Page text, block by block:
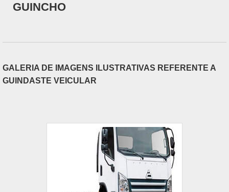
GUINCHO
GALERIA DE IMAGENS ILUSTRATIVAS REFERENTE A
GUINDASTE VEICULAR